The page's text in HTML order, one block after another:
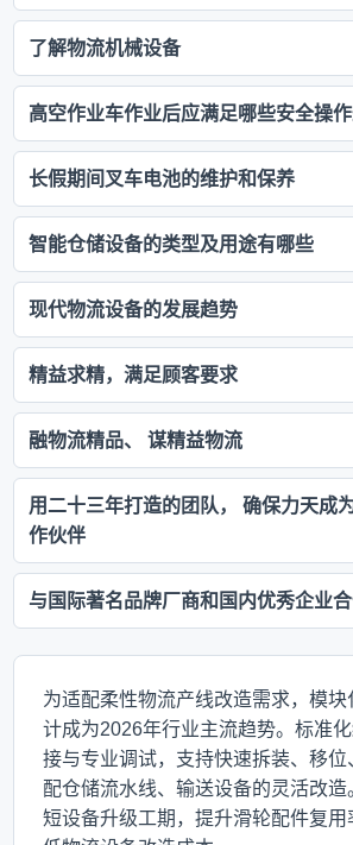
了解物流机械设备
高空作业车作业后应满足哪些安全操
长假期间叉车电池的维护和保养
智能仓储设备的类型及用途有哪些
现代物流设备的发展趋势
精益求精，满足顾客要求
融物流精品、 谋精益物流
用二十三年打造的团队， 确保力天成
作伙伴
与国际著名品牌厂商和国内优秀企业
为适配柔性物流产线改造需求，模
计成为2026年行业主流趋势。标准
接与专业调试，支持快速拆装、移
配仓储流水线、输送设备的灵活改
短设备升级工期，提升滑轮配件复